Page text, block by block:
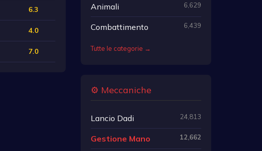
6.3
4.0
7.0
Animali 6,629
Combattimento 6,439
Tutte le categorie →
⚙️ Meccaniche
Lancio Dadi 24,813
Gestione Mano 12,662